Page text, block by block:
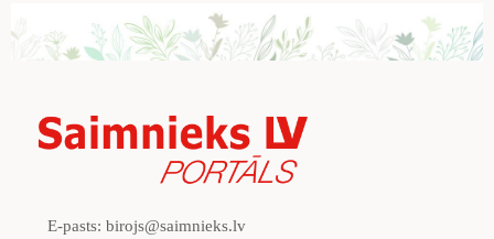
E-pasts: birojs@saimnieks.lv